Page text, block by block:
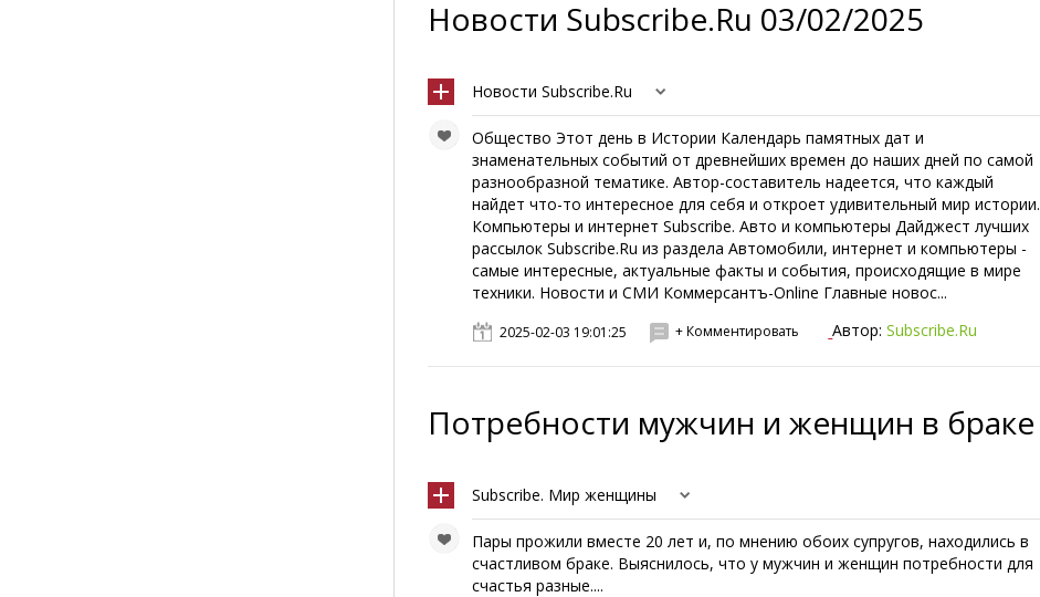
Новости Subscribe.Ru 03/02/2025
Новости Subscribe.Ru
Общество Этот день в Истории Календарь памятных дат и
знаменательных событий от древнейших времен до наших дней по самой
разнообразной тематике. Автор-составитель надеется, что каждый
найдет что-то интересное для себя и откроет удивительный мир истории.
Компьютеры и интернет Subscribe. Авто и компьютеры Дайджест лучших
рассылок Subscribe.Ru из раздела Автомобили, интернет и компьютеры -
самые интересные, актуальные факты и события, происходящие в мире
техники. Новости и СМИ Коммерсантъ-Online Главные новос...
2025-02-03 19:01:25 + Комментировать Автор:Subscribe.Ru
Потребности мужчин и женщин в браке
Subscribe. Мир женщины
Пары прожили вместе 20 лет и, по мнению обоих супругов, находились в
счастливом браке. Выяснилось, что у мужчин и женщин потребности для
счастья разные....